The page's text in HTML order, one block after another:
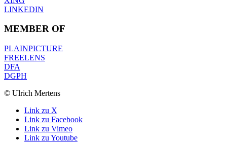
LINKEDIN
MEMBER OF
PLAINPICTURE
FREELENS
DFA
DGPH
© Ulrich Mertens
Link zu X
Link zu Facebook
Link zu Vimeo
Link zu Youtube